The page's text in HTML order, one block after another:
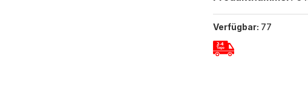
Verfügbar: 77